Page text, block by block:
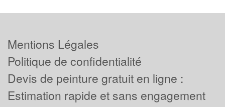
Mentions Légales
Politique de confidentialité
Devis de peinture gratuit en ligne :
Estimation rapide et sans engagement